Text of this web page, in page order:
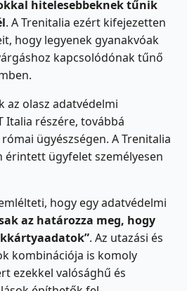
hitelesebbeknek tűnik
. A Trenitalia ezért kifejezetten
hogy legyenek gyanakvóak
kapcsolódónak tűnő
az olasz adatvédelmi
Italia részére, továbbá
ügyészségen. A Trenitalia
érintett ügyfelet személyesen
hogy egy adatvédelmi
az határozza meg, hogy
. Az utazási és
kombinációja is komoly
ezekkel valósághű és